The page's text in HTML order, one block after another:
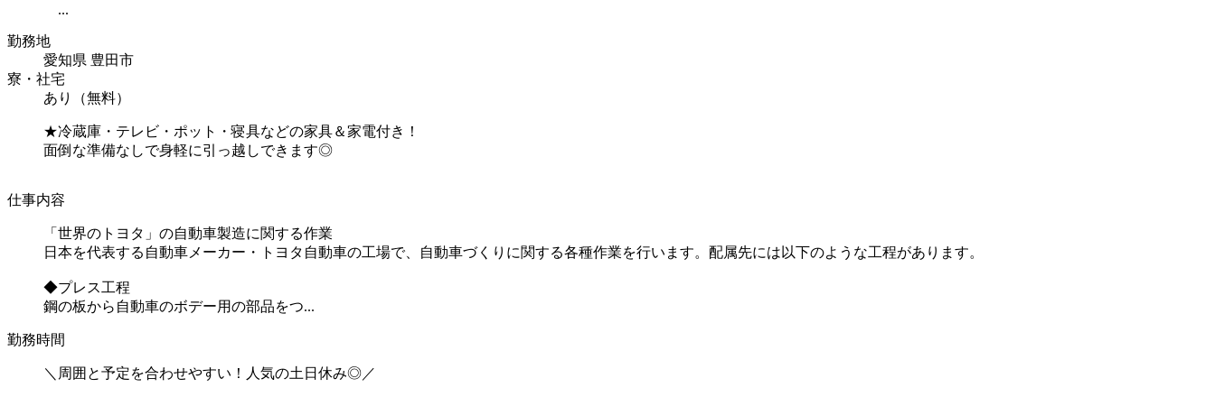
...
勤務地
愛知県 豊田市
寮・社宅
あり（無料）
★冷蔵庫・テレビ・ポット・寝具などの家具＆家電付き！
面倒な準備なしで身軽に引っ越しできます◎
仕事内容
「世界のトヨタ」の自動車製造に関する作業
日本を代表する自動車メーカー・トヨタ自動車の工場で、自動車づくりに関する各種作業を行います。配属先には以下のような工程があります。
◆プレス工程
鋼の板から自動車のボデー用の部品をつ...
勤務時間
＼周囲と予定を合わせやすい！人気の土日休み◎／